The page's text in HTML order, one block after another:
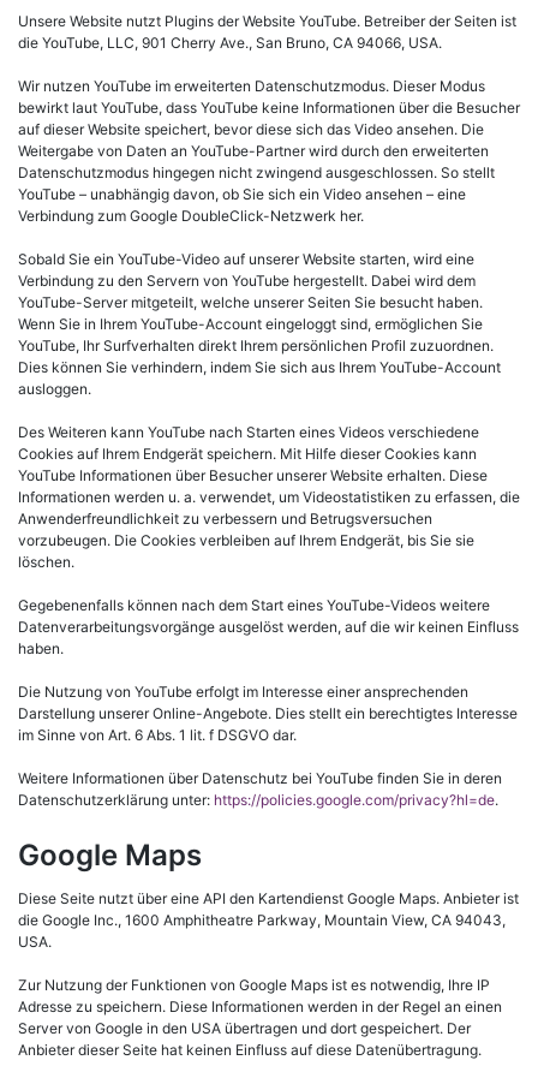
Unsere Website nutzt Plugins der Website YouTube. Betreiber der Seiten ist
die YouTube, LLC, 901 Cherry Ave., San Bruno, CA 94066, USA.
Wir nutzen YouTube im erweiterten Datenschutzmodus. Dieser Modus
bewirkt laut YouTube, dass YouTube keine Informationen über die Besucher
auf dieser Website speichert, bevor diese sich das Video ansehen. Die
Weitergabe von Daten an YouTube-Partner wird durch den erweiterten
Datenschutzmodus hingegen nicht zwingend ausgeschlossen. So stellt
YouTube – unabhängig davon, ob Sie sich ein Video ansehen – eine
Verbindung zum Google DoubleClick-Netzwerk her.
Sobald Sie ein YouTube-Video auf unserer Website starten, wird eine
Verbindung zu den Servern von YouTube hergestellt. Dabei wird dem
YouTube-Server mitgeteilt, welche unserer Seiten Sie besucht haben.
Wenn Sie in Ihrem YouTube-Account eingeloggt sind, ermöglichen Sie
YouTube, Ihr Surfverhalten direkt Ihrem persönlichen Profil zuzuordnen.
Dies können Sie verhindern, indem Sie sich aus Ihrem YouTube-Account
ausloggen.
Des Weiteren kann YouTube nach Starten eines Videos verschiedene
Cookies auf Ihrem Endgerät speichern. Mit Hilfe dieser Cookies kann
YouTube Informationen über Besucher unserer Website erhalten. Diese
Informationen werden u. a. verwendet, um Videostatistiken zu erfassen, die
Anwenderfreundlichkeit zu verbessern und Betrugsversuchen
vorzubeugen. Die Cookies verbleiben auf Ihrem Endgerät, bis Sie sie
löschen.
Gegebenenfalls können nach dem Start eines YouTube-Videos weitere
Datenverarbeitungsvorgänge ausgelöst werden, auf die wir keinen Einfluss
haben.
Die Nutzung von YouTube erfolgt im Interesse einer ansprechenden
Darstellung unserer Online-Angebote. Dies stellt ein berechtigtes Interesse
im Sinne von Art. 6 Abs. 1 lit. f DSGVO dar.
Weitere Informationen über Datenschutz bei YouTube finden Sie in deren
Datenschutzerklärung unter: https://policies.google.com/privacy?hl=de.
Google Maps
Diese Seite nutzt über eine API den Kartendienst Google Maps. Anbieter ist
die Google Inc., 1600 Amphitheatre Parkway, Mountain View, CA 94043,
USA.
Zur Nutzung der Funktionen von Google Maps ist es notwendig, Ihre IP
Adresse zu speichern. Diese Informationen werden in der Regel an einen
Server von Google in den USA übertragen und dort gespeichert. Der
Anbieter dieser Seite hat keinen Einfluss auf diese Datenübertragung.